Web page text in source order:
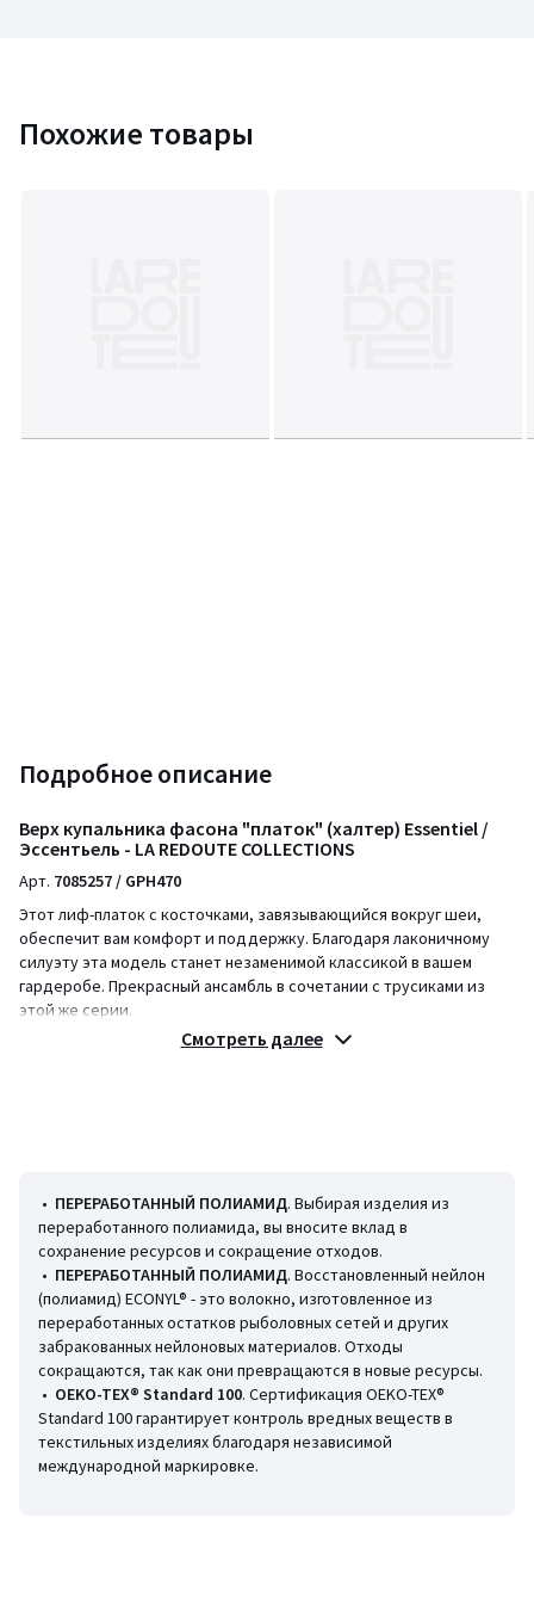
Похожие товары
Подробное описание
Верх купальника фасона "платок" (халтер) Essentiel /
Эссентьель - LA REDOUTE COLLECTIONS
Арт. 7085257 / GPH470
Этот лиф-платок с косточками, завязывающийся вокруг шеи,
обеспечит вам комфорт и поддержку. Благодаря лаконичному
силуэту эта модель станет незаменимой классикой в вашем
гардеробе. Прекрасный ансамбль в сочетании с трусиками из
этой же серии.
Состав и уход
• Основной материал: 87% полиамид, 13% эластан
• Подкладка: 87% полиэстер, 13% эластан
• Основной материал: переработанный полиамид минимум 50%
• Машинная стирка при 30 °С на деликатном режиме
• Не гладить, отбеливание запрещено
• Машинная сушка запрещена
• Химчистка запрещена
Информация об экологических качествах и характеристиках
Смотреть далее
• ПЕРЕРАБОТАННЫЙ ПОЛИАМИД. Выбирая изделия из
переработанного полиамида, вы вносите вклад в
сохранение ресурсов и сокращение отходов.
• ПЕРЕРАБОТАННЫЙ ПОЛИАМИД. Восстановленный нейлон
(полиамид) ECONYL® - это волокно, изготовленное из
переработанных остатков рыболовных сетей и других
забракованных нейлоновых материалов. Отходы
сокращаются, так как они превращаются в новые ресурсы.
• OEKO-TEX® Standard 100. Сертификация OEKO-TEX®
Standard 100 гарантирует контроль вредных веществ в
текстильных изделиях благодаря независимой
международной маркировке.